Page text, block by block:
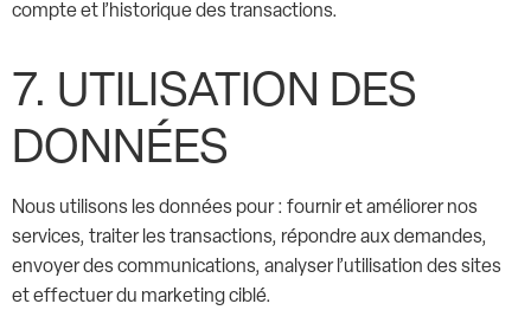
compte et l’historique des transactions.
7. UTILISATION DES
DONNÉES
Nous utilisons les données pour : fournir et améliorer nos
services, traiter les transactions, répondre aux demandes,
envoyer des communications, analyser l’utilisation des sites
et effectuer du marketing ciblé.